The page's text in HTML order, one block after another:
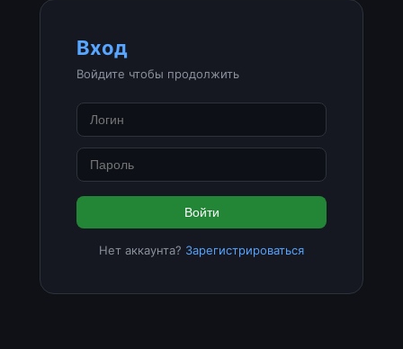
Вход
Войдите чтобы продолжить
Войти
Нет аккаунта? Зарегистрироваться